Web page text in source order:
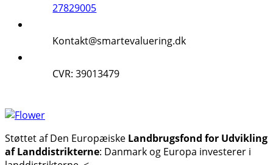
27829005
Kontakt@smartevaluering.dk
CVR: 39013479
Støttet af Den Europæiske Landbrugsfond for Udvikling
af Landdistrikterne: Danmark og Europa investerer i